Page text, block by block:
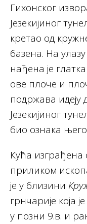
Гихонског
Језекијиног
кретао од
базена. На
нађена је
ове плоче и
подржава идеју
Језекијиног
био ознака
Кућа
приликом
је у близини
грнчарије која
у позни 9.в. и